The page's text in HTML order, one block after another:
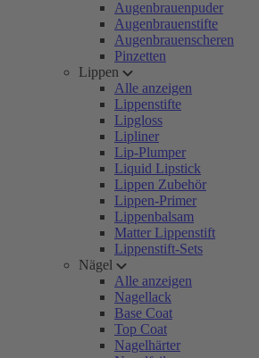
Augenbrauenpuder
Augenbrauenstifte
Augenbrauenscheren
Pinzetten
Lippen
Alle anzeigen
Lippenstifte
Lipgloss
Lipliner
Lip-Plumper
Liquid Lipstick
Lippen Zubehör
Lippen-Primer
Lippenbalsam
Matter Lippenstift
Lippenstift-Sets
Nägel
Alle anzeigen
Nagellack
Base Coat
Top Coat
Nagelhärter